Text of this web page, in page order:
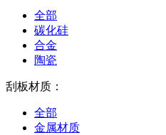
全部
碳化硅
合金
陶瓷
刮板材质：
全部
金属材质